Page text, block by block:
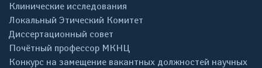
Клинические исследования
Локальный Этический Комитет
Диссертационный совет
Почётный профессор МКНЦ
Конкурс на замещение вакантных должностей научных